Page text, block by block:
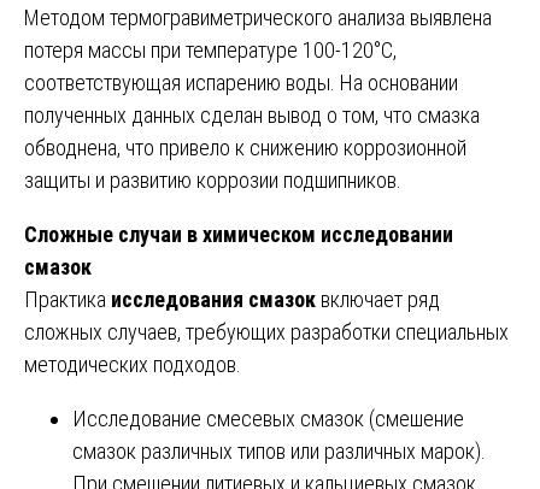
Методом термогравиметрического анализа выявлена
потеря массы при температуре 100-120°C,
соответствующая испарению воды. На основании
полученных данных сделан вывод о том, что смазка
обводнена, что привело к снижению коррозионной
защиты и развитию коррозии подшипников.
Сложные случаи в химическом исследовании
смазок
Практика исследования смазок включает ряд
сложных случаев, требующих разработки специальных
методических подходов.
Исследование смесевых смазок (смешение
смазок различных типов или различных марок).
При смешении литиевых и кальциевых смазок